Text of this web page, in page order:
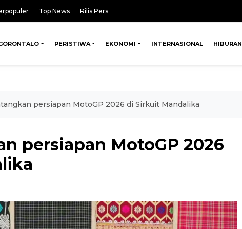
Top News Rilis Pers
PERISTIWA EKONOMI INTERNASIONAL HIBURAN
persiapan MotoGP 2026 di Sirkuit Mandalika
persiapan MotoGP 2026